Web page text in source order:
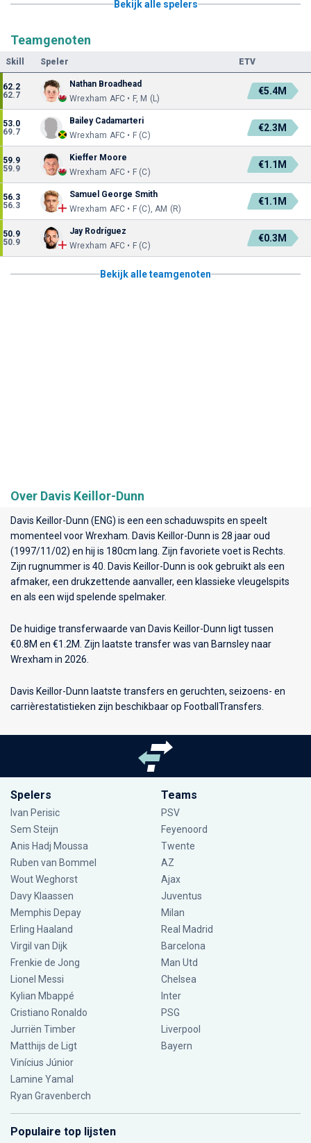
Bekijk alle spelers
Teamgenoten
Skill Speler ETV
62.2
62.7
Nathan Broadhead
Wrexham AFC • F, M (L)
€5.4M
53.0
69.7
Bailey Cadamarteri
Wrexham AFC • F (C)
€2.3M
59.9
59.9
Kieffer Moore
Wrexham AFC • F (C)
€1.1M
56.3
56.3
Samuel George Smith
Wrexham AFC • F (C), AM (R)
€1.1M
50.9
50.9
Jay Rodríguez
Wrexham AFC • F (C)
€0.3M
Bekijk alle teamgenoten
Over Davis Keillor-Dunn
Davis Keillor-Dunn (ENG) is een een schaduwspits en speelt
momenteel voorWrexham . Davis Keillor-Dunn is 28 jaar oud
(1997/11/02) en hij is 180cm lang. Zijn favoriete voet is Rechts.
Zijn rugnummer is 40. Davis Keillor-Dunn is ook gebruikt als een
afmaker, een drukzettende aanvaller, een klassieke vleugelspits
en als een wijd spelende spelmaker.
De huidige transferwaarde van Davis Keillor-Dunn ligt tussen
€0.8M en €1.2M. Zijn laatste transfer was van Barnsley naar
Wrexham in 2026.
Davis Keillor-Dunn laatste transfers en geruchten, seizoens- en
carrièrestatistieken zijn beschikbaar op FootballTransfers.
Spelers
Ivan Perisic
Sem Steijn
Anis Hadj Moussa
Ruben van Bommel
Wout Weghorst
Davy Klaassen
Memphis Depay
Erling Haaland
Virgil van Dijk
Frenkie de Jong
Lionel Messi
Kylian Mbappé
Cristiano Ronaldo
Jurriën Timber
Matthijs de Ligt
Vinícius Júnior
Lamine Yamal
Ryan Gravenberch
Teams
PSV
Feyenoord
Twente
AZ
Ajax
Juventus
Milan
Real Madrid
Barcelona
Man Utd
Chelsea
Inter
PSG
Liverpool
Bayern
Populaire top lijsten